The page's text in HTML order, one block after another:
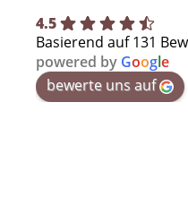
4.5
Basierend auf 131
powered by Google
bewerte uns auf